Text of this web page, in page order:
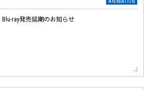
Blu-ray発売延期のお知らせ